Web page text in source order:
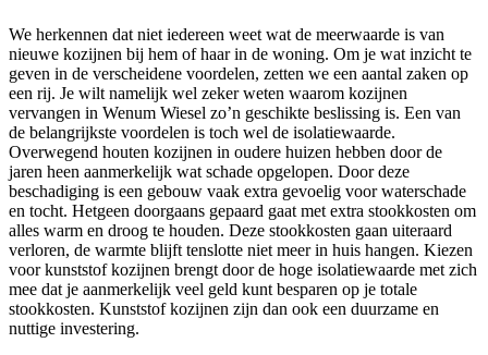
We herkennen dat niet iedereen weet wat de meerwaarde is van
nieuwe kozijnen bij hem of haar in de woning. Om je wat inzicht te
geven in de verscheidene voordelen, zetten we een aantal zaken op
een rij. Je wilt namelijk wel zeker weten waarom kozijnen
vervangen in Wenum Wiesel zo’n geschikte beslissing is. Een van
de belangrijkste voordelen is toch wel de isolatiewaarde.
Overwegend houten kozijnen in oudere huizen hebben door de
jaren heen aanmerkelijk wat schade opgelopen. Door deze
beschadiging is een gebouw vaak extra gevoelig voor waterschade
en tocht. Hetgeen doorgaans gepaard gaat met extra stookkosten om
alles warm en droog te houden. Deze stookkosten gaan uiteraard
verloren, de warmte blijft tenslotte niet meer in huis hangen. Kiezen
voor kunststof kozijnen brengt door de hoge isolatiewaarde met zich
mee dat je aanmerkelijk veel geld kunt besparen op je totale
stookkosten. Kunststof kozijnen zijn dan ook een duurzame en
nuttige investering.